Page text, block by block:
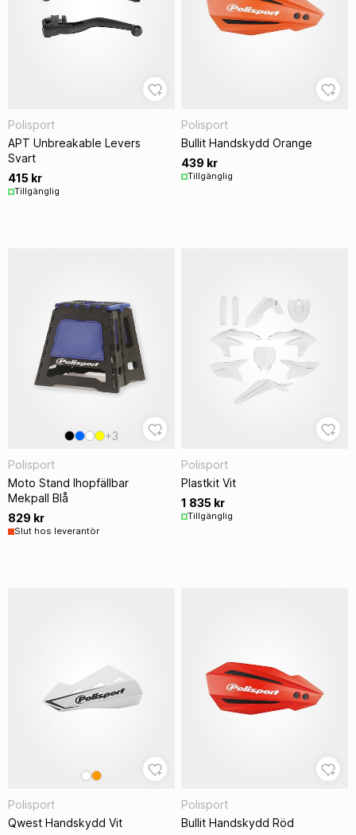
Polisport
APT Unbreakable Levers
Svart
415 kr
Tillgänglig
Polisport
Bullit Handskydd Orange
439 kr
Tillgänglig
+3
Polisport
Moto Stand Ihopfällbar
Mekpall Blå
829 kr
Slut hos leverantör
Polisport
Plastkit Vit
1 835 kr
Tillgänglig
Polisport
Qwest Handskydd Vit
Polisport
Bullit Handskydd Röd